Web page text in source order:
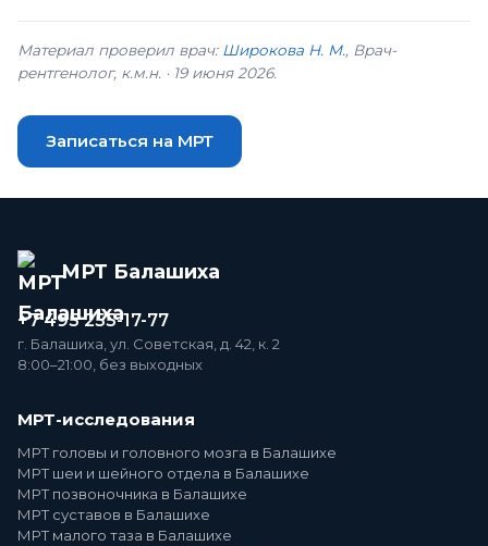
Материал проверил врач: Широкова Н. М., Врач-
рентгенолог, к.м.н. · 19 июня 2026.
Записаться на МРТ
МРТ Балашиха
+7 495 255-17-77
г. Балашиха, ул. Советская, д. 42, к. 2
8:00–21:00, без выходных
МРТ-исследования
МРТ головы и головного мозга в Балашихе
МРТ шеи и шейного отдела в Балашихе
МРТ позвоночника в Балашихе
МРТ суставов в Балашихе
МРТ малого таза в Балашихе